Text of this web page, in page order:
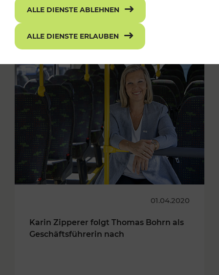
01.04.2020
Karin Zipperer folgt Thomas Bohrn als
Geschäftsführerin nach
ALLE DIENSTE ABLEHNEN
ALLE DIENSTE ERLAUBEN